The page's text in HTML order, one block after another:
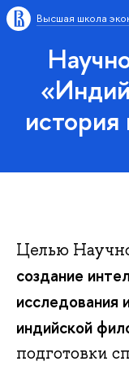
Высшая школа
Целью
создание
исследования
индийской
подготовки